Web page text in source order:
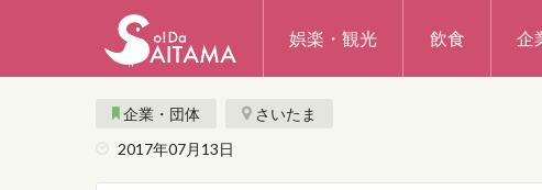
娯楽・観光 飲食 企
企業・団体
さいたま
2017年07月13日